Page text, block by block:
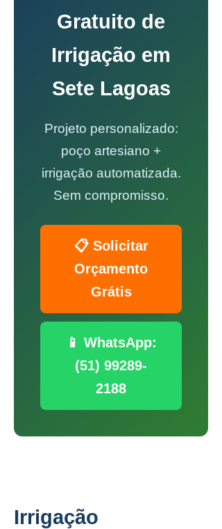
Gratuito de
Irrigação em
Sete Lagoas
Projeto personalizado:
poço artesiano +
irrigação automatizada.
Sem compromisso.
📋 Solicitar
Orçamento
Grátis
📱 WhatsApp:
(51) 99289-
2188
Irrigação